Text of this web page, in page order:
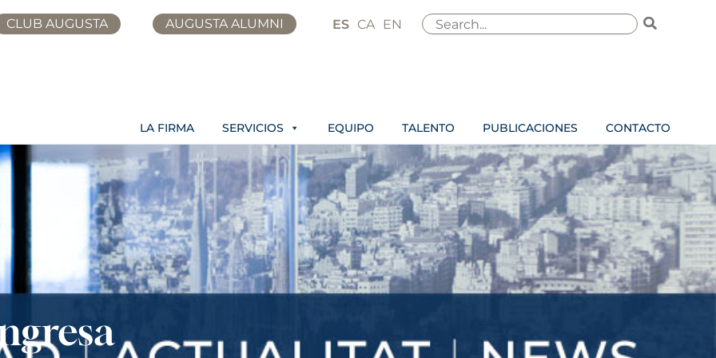
CLUB AUGUSTA AUGUSTA ALUMNI ES CA EN
Buscar
por:
LA FIRMA SERVICIOS EQUIPO TALENTO PUBLICACIONES CONTACTO